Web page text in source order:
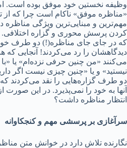
وظیفه نخستین خود موفق بوده است.
«مناظره موفق» ناکام است چرا که از
مهم‌ترین و مبنایی‌ترین ویژگی
کردن پرسش محوری و گزاره اختلافی.
که در جای جای مناظره(!) دو طرف
دیدگاهشان را رد می‌کردند! آنجایی که
می‌کنند «من چنین حرفی نزده‌‌ام» یا
نیستید» و یا «چنین چیزی نیست اگر
دو طرف گزاره‌هایی را نقد می‌کردند
آنها به خود را نمی‌پذیرد. در این
انتظار مناظره داشت؟
سرآغازی بر پرسشی مهم و کنجکاوانه
نگارنده تلاش دارد در خوانش متن